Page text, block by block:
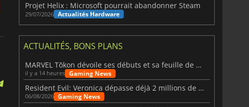
Projet Helix : Microsoft pourrait abandonner Steam
29/07/2026 Actualités Hardware
ACTUALITÉS, BONS PLANS
MARVEL Tōkon dévoile ses débuts et sa feuille de route
il y a 14 heures Gaming News
Resident Evil: Veronica dépasse déjà 2 millions de wishlists
06/08/2026 Gaming News